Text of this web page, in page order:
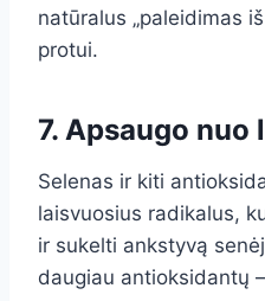
natūralus „paleidimas
protui.
7. Apsaugo
Selenas ir kiti
laisvuosius radikalus,
ir sukelti ankstyvą
daugiau antioksidantų